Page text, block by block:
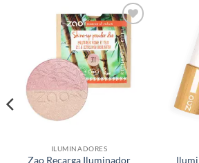
Añadir
a la
lista de
deseos
ILUMINADORES
Zao Recarga Iluminador